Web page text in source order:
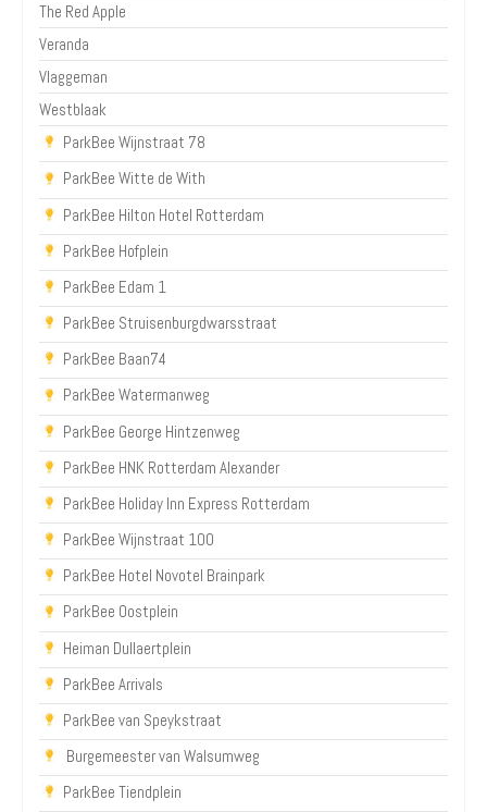
The Red Apple
Veranda
Vlaggeman
Westblaak
ParkBee Wijnstraat 78
ParkBee Witte de With
ParkBee Hilton Hotel Rotterdam
ParkBee Hofplein
ParkBee Edam 1
ParkBee Struisenburgdwarsstraat
ParkBee Baan74
ParkBee Watermanweg
ParkBee George Hintzenweg
ParkBee HNK Rotterdam Alexander
ParkBee Holiday Inn Express Rotterdam
ParkBee Wijnstraat 100
ParkBee Hotel Novotel Brainpark
ParkBee Oostplein
Heiman Dullaertplein
ParkBee Arrivals
ParkBee van Speykstraat
Burgemeester van Walsumweg
ParkBee Tiendplein